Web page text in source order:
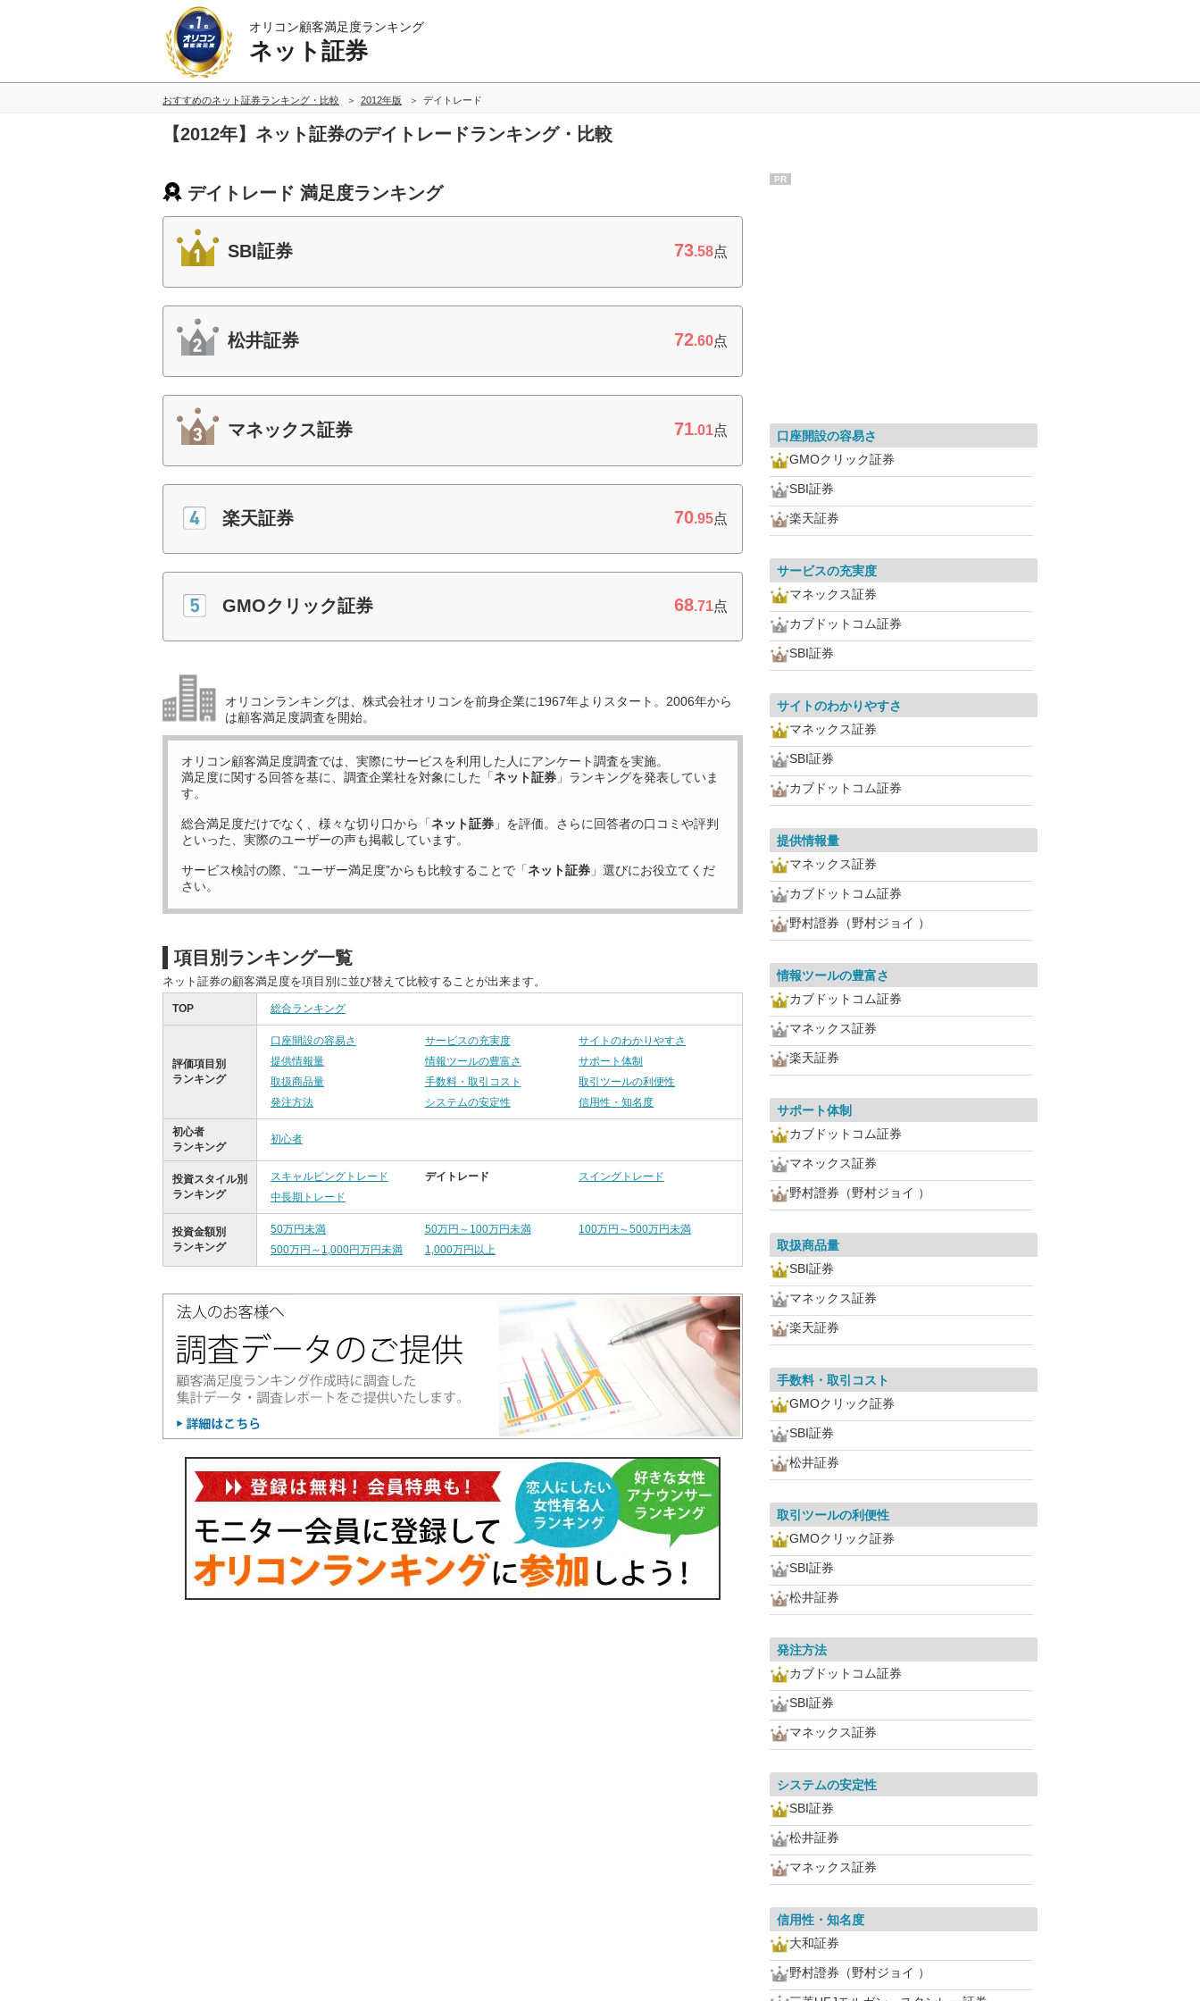
オリコン顧客満足度ランキング
ネット証券
おすすめのネット証券ランキング・比較 2012年版 デイトレード
【2012年】ネット証券のデイトレードランキング・比較
デイトレード 満足度ランキング
SBI証券 73.58点
松井証券 72.60点
マネックス証券 71.01点
楽天証券 70.95点
GMOクリック証券 68.71点
オリコンランキングは、株式会社オリコンを前身企業に1967年よりスタート。2006年から
は顧客満足度調査を開始。
オリコン顧客満足度調査では、実際にサービスを利用した 人にアンケート調査を実施。
満足度に関する回答を基に、調査企業社を対象にした「ネット証券 」ランキングを発表していま
す。
総合満足度だけでなく、様々な切り口から「ネット証券 」を評価。さらに回答者の口コミや評判
といった、実際のユーザーの声も掲載しています。
サービス検討の際、“ユーザー満足度”からも比較することで「ネット証券 」選びにお役立てくだ
さい。
項目別ランキング一覧
ネット証券の顧客満足度を項目別に並び替えて比較することが出来ます。
TOP 総合ランキング
評価項目別
ランキング
口座開設の容易さ サービスの充実度
サイトのわかりやすさ
提供情報量
情報ツールの豊富さ
サポート体制
取扱商品量
手数料・取引コスト
取引ツールの利便性
発注方法
システムの安定性 信用性・知名度
初心者
ランキング
初心者
投資スタイル別
ランキング
スキャルピングトレード デイトレード
スイングトレード
中長期トレード
投資金額別
ランキング
50万円未満 50万円～100万円未満
100万円～500万円未満
500万円～1,000円万円未満
1,000万円以上
PR
口座開設の容易さ
GMOクリック証券
SBI証券
楽天証券
サービスの充実度
マネックス証券
カブドットコム証券
SBI証券
サイトのわかりやすさ
マネックス証券
SBI証券
カブドットコム証券
提供情報量
マネックス証券
カブドットコム証券
野村證券（野村ジョイ ）
情報ツールの豊富さ
カブドットコム証券
マネックス証券
楽天証券
サポート体制
カブドットコム証券
マネックス証券
野村證券（野村ジョイ ）
取扱商品量
SBI証券
マネックス証券
楽天証券
手数料・取引コスト
GMOクリック証券
SBI証券
松井証券
取引ツールの利便性
GMOクリック証券
SBI証券
松井証券
発注方法
カブドットコム証券
SBI証券
マネックス証券
システムの安定性
SBI証券
松井証券
マネックス証券
信用性・知名度
大和証券
野村證券（野村ジョイ ）